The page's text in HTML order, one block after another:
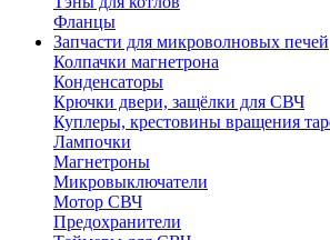
Фланцы
Запчасти для микроволновых печей
Колпачки магнетрона
Конденсаторы
Крючки двери, защёлки для СВЧ
Куплеры, крестовины вращения
Лампочки
Магнетроны
Микровыключатели
Мотор СВЧ
Предохранители